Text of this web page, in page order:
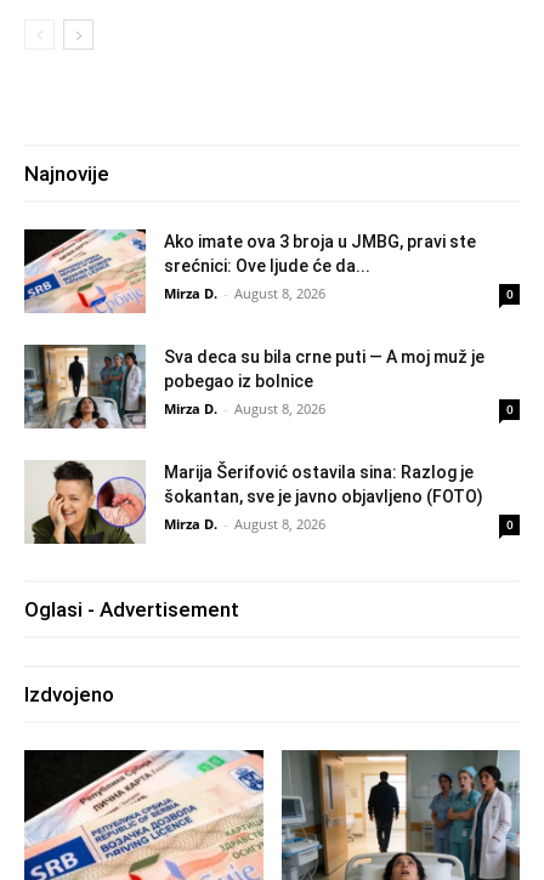
Najnovije
Ako imate ova 3 broja u JMBG, pravi ste
srećnici: Ove ljude će da...
Mirza D. - August 8, 2026 0
Sva deca su bila crne puti — A moj muž je
pobegao iz bolnice
Mirza D. - August 8, 2026 0
Marija Šerifović ostavila sina: Razlog je
šokantan, sve je javno objavljeno (FOTO)
Mirza D. - August 8, 2026 0
Oglasi - Advertisement
Izdvojeno